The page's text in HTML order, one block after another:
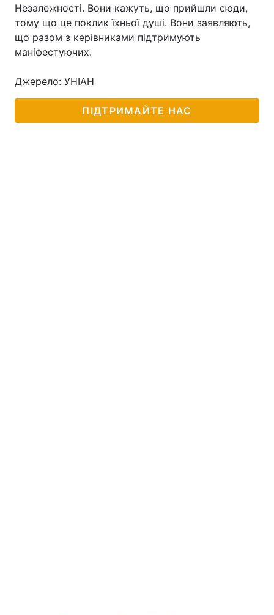
Головна Війна
Україна
Економіка
Наука
Незалежності. Вони кажуть, що прийшли сюди,
тому що це поклик їхньої душі. Вони заявляють,
що разом з керівниками підтримують
маніфестуючих.
Джерело: УНІАН
ПІДТРИМАЙТЕ НАС